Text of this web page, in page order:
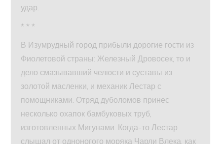
удар.
* * *
В Изумрудный город прибыли дорогие гости из
Фиолетовой страны: Железный Дровосек, то и
дело смазывавший челюсти и суставы из
золотой масленки, и механик Лестар с
помощниками. Отряд дуболомов принес
несколько охапок бамбуковых труб,
изготовленных Мигунами. Когда-то Лестар
слышал от одноногого моряка Чарли Влека, как